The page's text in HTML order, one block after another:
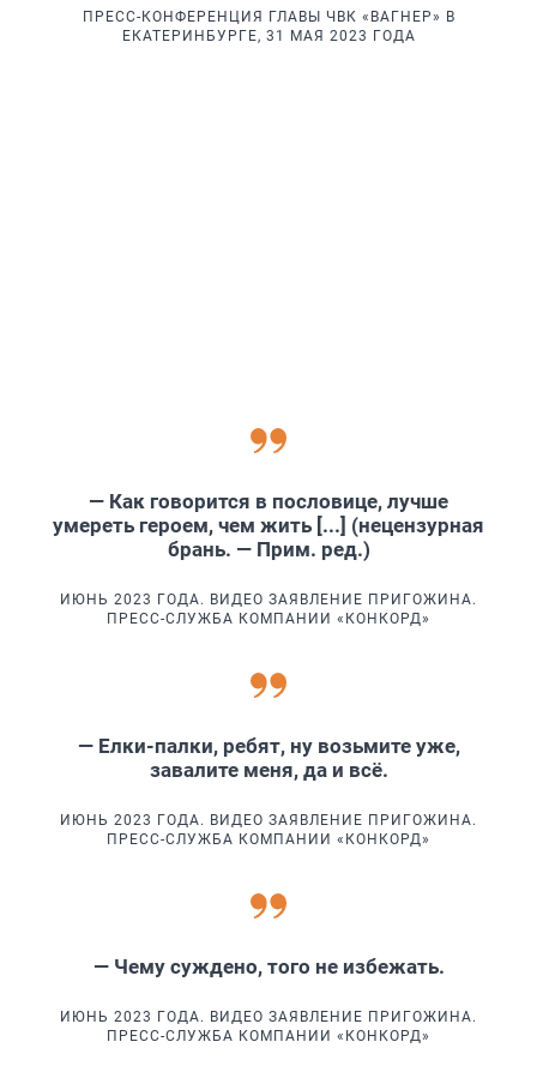
ПРЕСС-КОНФЕРЕНЦИЯ ГЛАВЫ ЧВК «ВАГНЕР» В
ЕКАТЕРИНБУРГЕ, 31 МАЯ 2023 ГОДА
— Как говорится в пословице, лучше
умереть героем, чем жить [...] (нецензурная
брань. — Прим. ред.)
ИЮНЬ 2023 ГОДА. ВИДЕО ЗАЯВЛЕНИЕ ПРИГОЖИНА.
ПРЕСС-СЛУЖБА КОМПАНИИ «КОНКОРД»
— Елки-палки, ребят, ну возьмите уже,
завалите меня, да и всё.
ИЮНЬ 2023 ГОДА. ВИДЕО ЗАЯВЛЕНИЕ ПРИГОЖИНА.
ПРЕСС-СЛУЖБА КОМПАНИИ «КОНКОРД»
— Чему суждено, того не избежать.
ИЮНЬ 2023 ГОДА. ВИДЕО ЗАЯВЛЕНИЕ ПРИГОЖИНА.
ПРЕСС-СЛУЖБА КОМПАНИИ «КОНКОРД»